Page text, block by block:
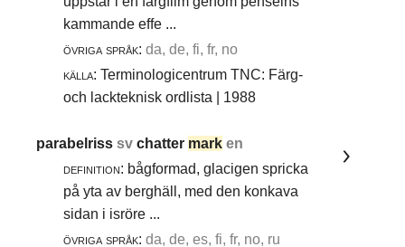
kammande effe ...
övriga språk: da, de, fi, fr, no
källa: Terminologicentrum TNC: Färg-
och lackteknisk ordlista | 1988
parabelrisssvchatter mark en
definition: bågformad, glacigen spricka
på yta av berghäll, med den konkava
sidan i isröre ...
övriga språk: da, de, es, fi, fr, no, ru